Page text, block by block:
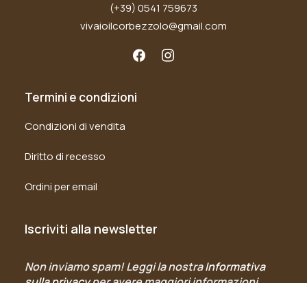
(+39) 0541 759673
vivaioilcorbezzolo@gmail.com
Termini e condizioni
Condizioni di vendita
Diritto di recesso
Ordini per email
Iscriviti alla newsletter
Non inviamo spam! Leggi la nostraInformativa